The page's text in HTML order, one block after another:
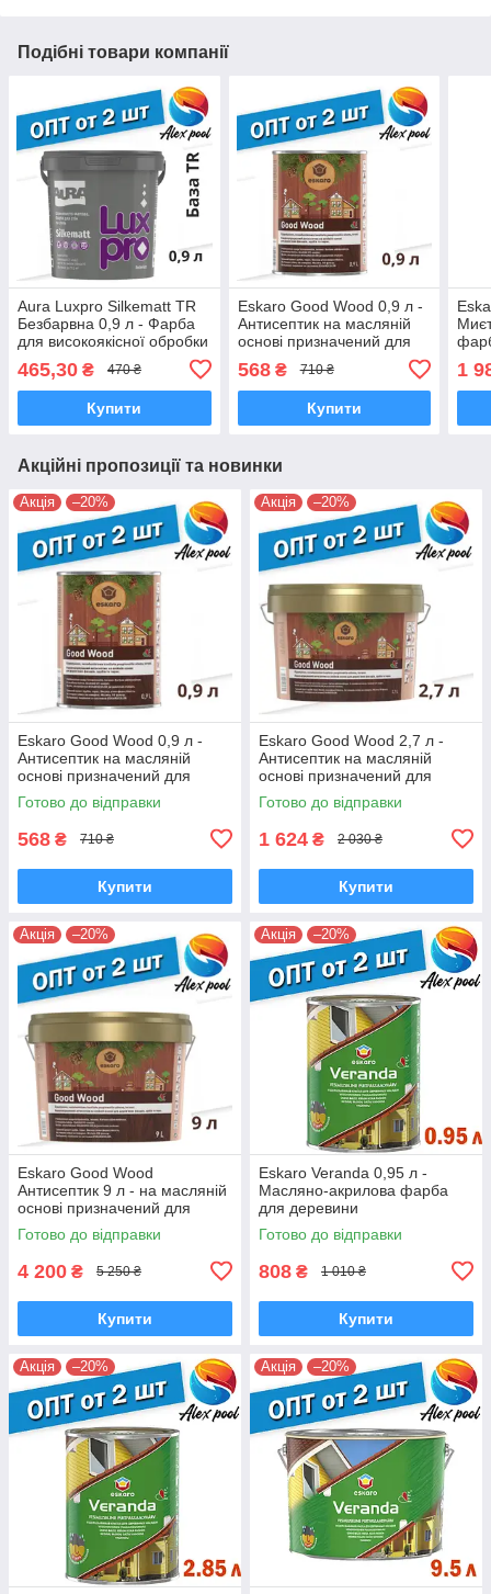
Подібні товари компанії
Aura Luxpro Silkematt TR
Безбарвна 0,9 л - Фарба
для високоякісної обробки
шовково-матова
465,30 ₴ 470 ₴
Купити
Eskaro Good Wood 0,9 л -
Антисептик на масляній
основі призначений для
зрубів
568₴ 710 ₴
Купити
1
Акційні пропозиції та новинки
Акція –20%
Eskaro Good Wood 0,9 л -
Антисептик на масляній
основі призначений для
дерев'яних фасадів і зрубів
Готово до відправки
568 ₴ 710 ₴
Купити
Акція –20%
Eskaro Good Wood 2,7 л -
Антисептик на масляній
основі призначений для
дерев'яних фасадів і зрубів
Готово до відправки
1 624 ₴ 2 030 ₴
Купити
Акція –20%
Eskaro Good Wood
Антисептик 9 л - на масляній
основі призначений для
дерев'яних фасадів і зрубів
Готово до відправки
4 200 ₴ 5 250 ₴
Купити
Акція –20%
Eskaro Veranda 0,95 л -
Масляно-акрилова фарба
для деревини
Готово до відправки
808 ₴ 1 010 ₴
Купити
Акція –20% Акція –20%